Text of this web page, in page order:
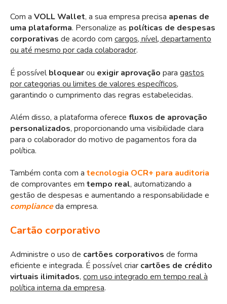
Com a VOLL Wallet, a sua empresa precisa apenas de
uma plataforma. Personalize as políticas de despesas
corporativas de acordo com cargos, nível, departamento
ou até mesmo por cada colaborador.
É possívelbloquearou exigir aprovação para gastos
por categorias ou limites de valores específicos,
garantindo o cumprimento das regras estabelecidas.
Além disso, a plataforma oferece fluxos de aprovação
personalizados, proporcionando uma visibilidade clara
para o colaborador do motivo de pagamentos fora da
política.
Também conta com a tecnologia OCR+ para auditoria
de comprovantes em tempo real, automatizando a
gestão de despesas e aumentando a responsabilidade e
complianceda empresa.
Cartão corporativo
Administre o uso de cartões corporativos de forma
eficiente e integrada. É possível criar cartões de crédito
virtuais ilimitados, com uso integrado em tempo real à
política interna da empresa.